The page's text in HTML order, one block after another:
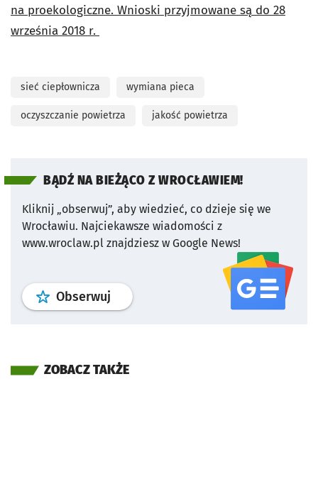
na proekologiczne. Wnioski przyjmowane są do 28
września 2018 r.
sieć ciepłownicza wymiana pieca
oczyszczanie powietrza jakość powietrza
BĄDŹ NA BIEŻĄCO Z WROCŁAWIEM!
Kliknij „obserwuj”, aby wiedzieć, co dzieje się we
Wrocławiu. Najciekawsze wiadomości z
www.wroclaw.pl znajdziesz w Google News!
Obserwuj profil serwisu
ZOBACZ TAKŻE